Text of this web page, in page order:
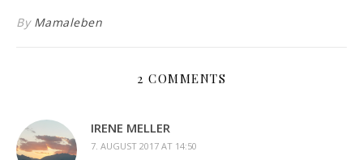
By Mamaleben
2 COMMENTS
IRENE MELLER
7. AUGUST 2017 AT 14:50